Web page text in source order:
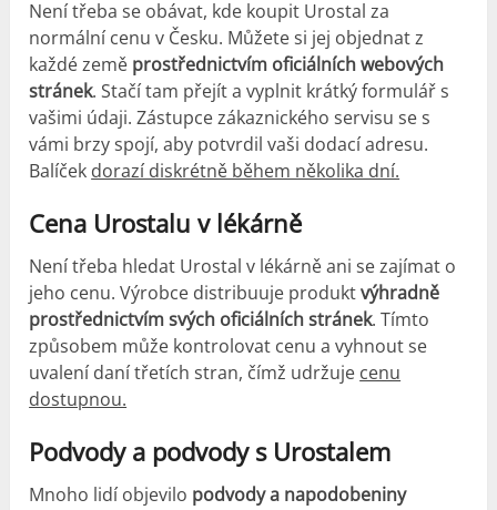
Není třeba se obávat, kde koupit Urostal za
normální cenu v Česku. Můžete si jej objednat z
každé země prostřednictvím oficiálních webových
stránek. Stačí tam přejít a vyplnit krátký formulář s
vašimi údaji. Zástupce zákaznického servisu se s
vámi brzy spojí, aby potvrdil vaši dodací adresu.
Balíček dorazí diskrétně během několika dní.
Cena Urostalu v lékárně
Není třeba hledat Urostal v lékárně ani se zajímat o
jeho cenu. Výrobce distribuuje produktvýhradně
prostřednictvím svých oficiálních stránek. Tímto
způsobem může kontrolovat cenu a vyhnout se
uvalení daní třetích stran, čímž udržuje cenu
dostupnou.
Podvody a podvody s Urostalem
Mnoho lidí objevilo podvody a napodobeniny